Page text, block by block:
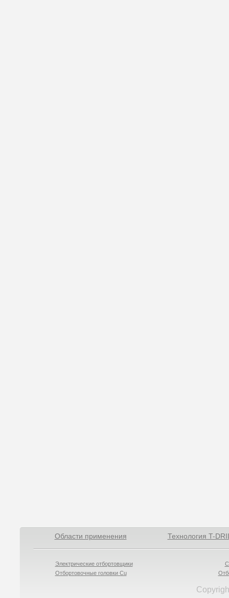
Области применения Технология T-
Электрические отбортовщики
Отбортовочные головки Cu